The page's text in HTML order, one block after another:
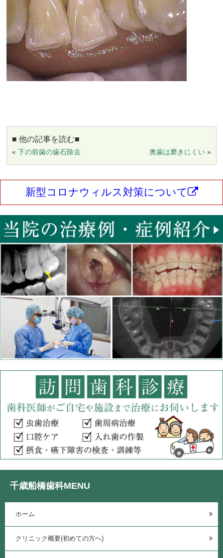
■ 他の記事を読む■
«下の前歯の歯石除去 奥歯は磨きにくい»
新型コロナウィルス対策について
千歳船橋歯科MENU
ホーム
クリニック概要(初めての方へ)